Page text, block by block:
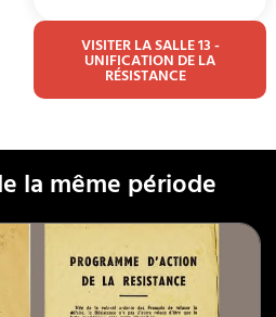
VISITER LA SALLE 13 -
UNIFICATION DE LA
RÉSISTANCE
la même période